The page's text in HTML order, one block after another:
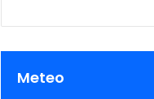
Meteo